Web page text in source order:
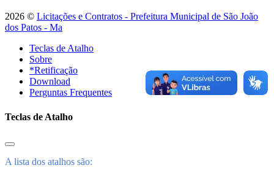
2026 © Licitações e Contratos - Prefeitura Municipal de São João
dos Patos - Ma
Teclas de Atalho
Sobre
*Retificação
Download
Perguntas Frequentes
Teclas de Atalho
A lista dos atalhos são: